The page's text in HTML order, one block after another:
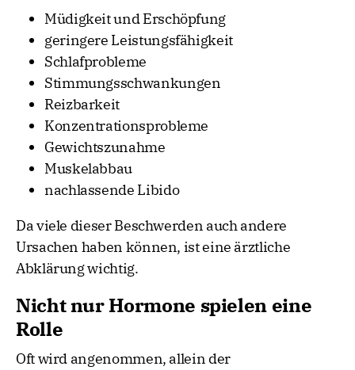
Müdigkeit und Erschöpfung
geringere Leistungsfähigkeit
Schlafprobleme
Stimmungsschwankungen
Reizbarkeit
Konzentrationsprobleme
Gewichtszunahme
Muskelabbau
nachlassende Libido
Da viele dieser Beschwerden auch andere
Ursachen haben können, ist eine ärztliche
Abklärung wichtig.
Nicht nur Hormone spielen eine
Rolle
Oft wird angenommen, allein der